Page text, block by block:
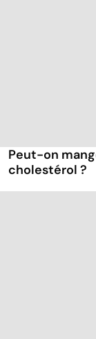
Peut-on
cholestérol ?